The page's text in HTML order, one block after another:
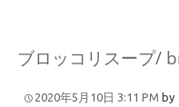
ブロッコリスープ/
2020年5月10日 3:11 PM by